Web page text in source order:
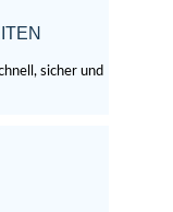
sicher und